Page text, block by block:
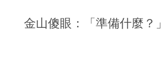
金山傻眼：「準備什麼？」